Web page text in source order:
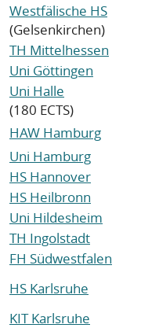
Westfälische HS
(Gelsenkirchen)
TH Mittelhessen
Uni Göttingen
Uni Halle
(180 ECTS)
HAW Hamburg
Uni Hamburg
HS Hannover
HS Heilbronn
Uni Hildesheim
TH Ingolstadt
FH Südwestfalen
HS Karlsruhe
KIT Karlsruhe